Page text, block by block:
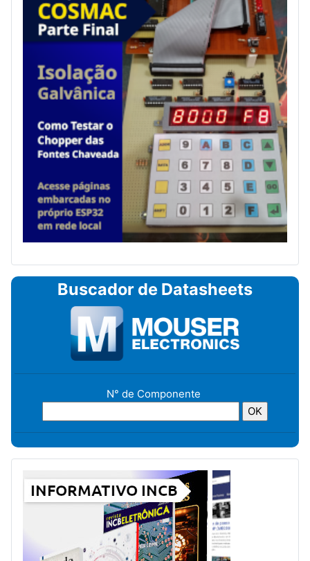
Buscador de Datasheets
N° de Componente